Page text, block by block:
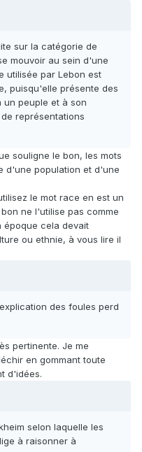
sur la catégorie de
mouvoir au sein d'une
utilisée par Lebon est
puisqu'elle présente des
peuple et à son
représentations
souligne le bon, les mots
d'une population et d'une
le mot race en est un
ne l'utilise pas comme
époque cela devait
ou ethnie, à vous lire il
des foules perd
pertinente. Je me
en gommant toute
d'idées.
selon laquelle les
à raisonner à